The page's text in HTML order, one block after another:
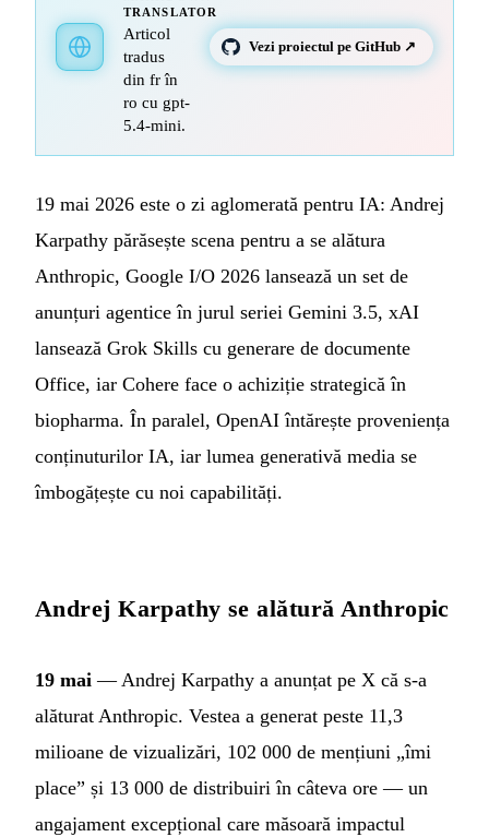
TRANSLATOR
Articol
tradus
din fr în
ro cu gpt-
5.4-mini.
Vezi proiectul pe GitHub ↗
19 mai 2026 este o zi aglomerată pentru IA: Andrej
Karpathy părăsește scena pentru a se alătura
Anthropic, Google I/O 2026 lansează un set de
anunțuri agentice în jurul seriei Gemini 3.5, xAI
lansează Grok Skills cu generare de documente
Office, iar Cohere face o achiziție strategică în
biopharma. În paralel, OpenAI întărește proveniența
conținuturilor IA, iar lumea generativă media se
îmbogățește cu noi capabilități.
Andrej Karpathy se alătură Anthropic
19 mai — Andrej Karpathy a anunțat pe X că s-a
alăturat Anthropic. Vestea a generat peste 11,3
milioane de vizualizări, 102 000 de mențiuni „îmi
place” și 13 000 de distribuiri în câteva ore — un
angajament excepțional care măsoară impactul